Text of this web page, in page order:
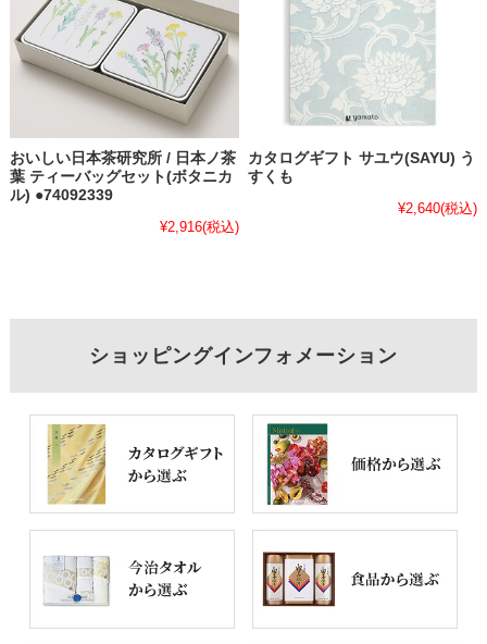
おいしい日本茶研究所 / 日本ノ茶
葉 ティーバッグセット(ボタニカ
ル) ●74092339
¥2,916(税込)
カタログギフト サユウ(SAYU) う
すくも
¥2,640(税込)
ショッピングインフォメーション